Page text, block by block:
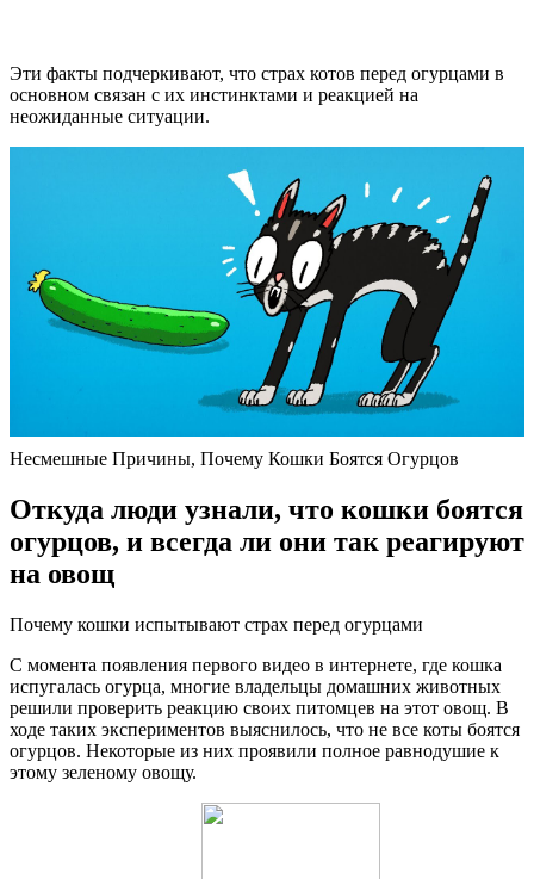
Эти факты подчеркивают, что страх котов перед огурцами в
основном связан с их инстинктами и реакцией на
неожиданные ситуации.
Несмешные Причины, Почему Кошки Боятся Огурцов
Откуда люди узнали, что кошки боятся
огурцов, и всегда ли они так реагируют
на овощ
Почему кошки испытывают страх перед огурцами
С момента появления первого видео в интернете, где кошка
испугалась огурца, многие владельцы домашних животных
решили проверить реакцию своих питомцев на этот овощ. В
ходе таких экспериментов выяснилось, что не все коты боятся
огурцов. Некоторые из них проявили полное равнодушие к
этому зеленому овощу.